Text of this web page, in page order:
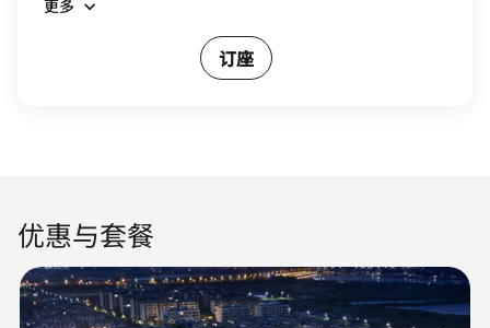
更多
订座
优惠与套餐